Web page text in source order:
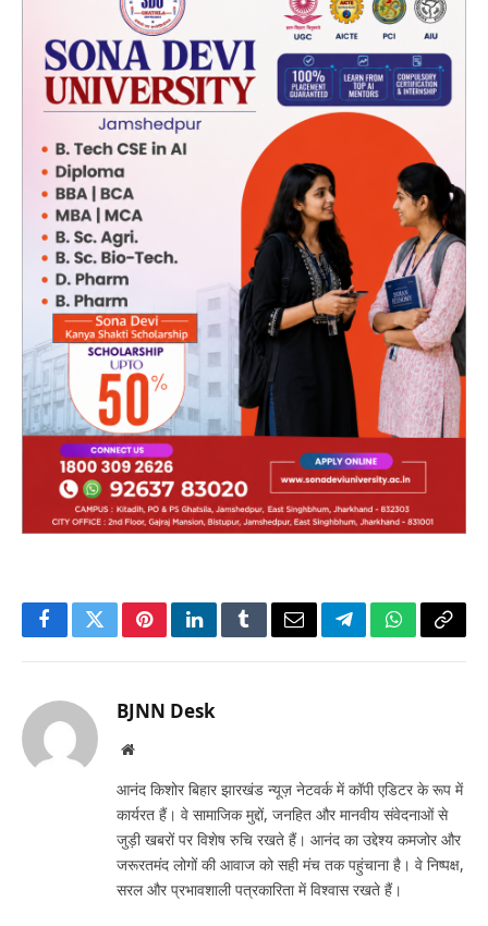
FacebookTwitterPinterestLinkedInTumblrEmailTelegramWhatsApp
Copy
BJNN Desk
Website
आनंद किशोर बिहार झारखंड न्यूज़ नेटवर्क में कॉपी एडिटर के रूप में
कार्यरत हैं। वे सामाजिक मुद्दों, जनहित और मानवीय संवेदनाओं से
जुड़ी खबरों पर विशेष रुचि रखते हैं। आनंद का उद्देश्य कमजोर और
जरूरतमंद लोगों की आवाज को सही मंच तक पहुंचाना है। वे निष्पक्ष,
सरल और प्रभावशाली पत्रकारिता में विश्वास रखते हैं।